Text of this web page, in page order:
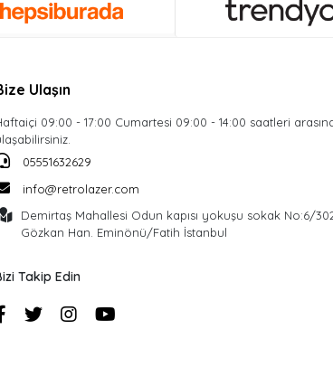
Ulaşın
09:00 - 17:00 Cumartesi 09:00 - 14:00 saatleri
05551632629
info@retrolazer.com
Demirtaş Mahallesi Odun kapısı yokuşu sokak No:6/
Gözkan Han. Eminönü/Fatih İstanbul
Takip Edin